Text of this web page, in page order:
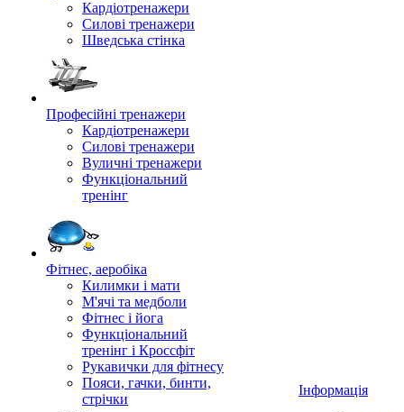
Кардіотренажери
Силові тренажери
Шведська стінка
Професійні тренажери
Кардіотренажери
Силові тренажери
Вуличні тренажери
Функціональний
тренінг
Фітнес, аеробіка
Килимки і мати
М'ячі та медболи
Фітнес і йога
Функціональний
тренінг і Кроссфіт
Рукавички для фітнесу
Пояси, гачки, бинти,
стрічки
Інформація